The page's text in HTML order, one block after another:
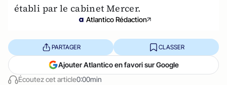
établi par le cabinet Mercer.
Atlantico Rédaction
Écoutez cet article0:00min
PARTAGER CLASSER
Ajouter Atlantico en favori sur Google